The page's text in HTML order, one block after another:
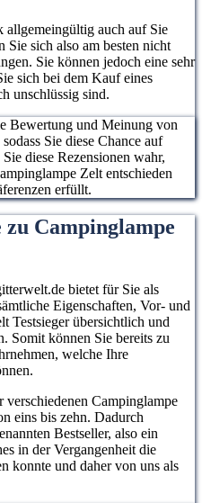
auch auf Sie
Sie sich also am besten nicht
Sie können jedoch eine sehr
sich bei dem Kauf eines
unschlüssig sind.
Bewertung und Meinung von
Sie diese Chance auf
diese Rezensionen wahr,
Zelt entschieden
erfüllt.
Campinglampe
bietet für Sie als
Eigenschaften, Vor- und
Testsieger übersichtlich und
Somit können Sie bereits zu
welche Ihre
Campinglampe
eins bis zehn. Dadurch
Bestseller, also ein
in der Vergangenheit die
konnte und daher von uns als